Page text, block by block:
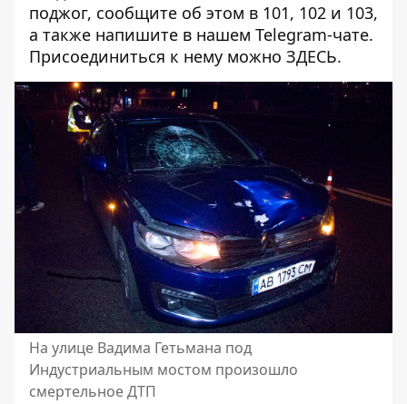
поджог, сообщите об этом в 101, 102 и 103,
а также напишите в нашем Telegram-чате.
Присоединиться к нему можно ЗДЕСЬ.
На улице Вадима Гетьмана под
Индустриальным мостом произошло
смертельное ДТП